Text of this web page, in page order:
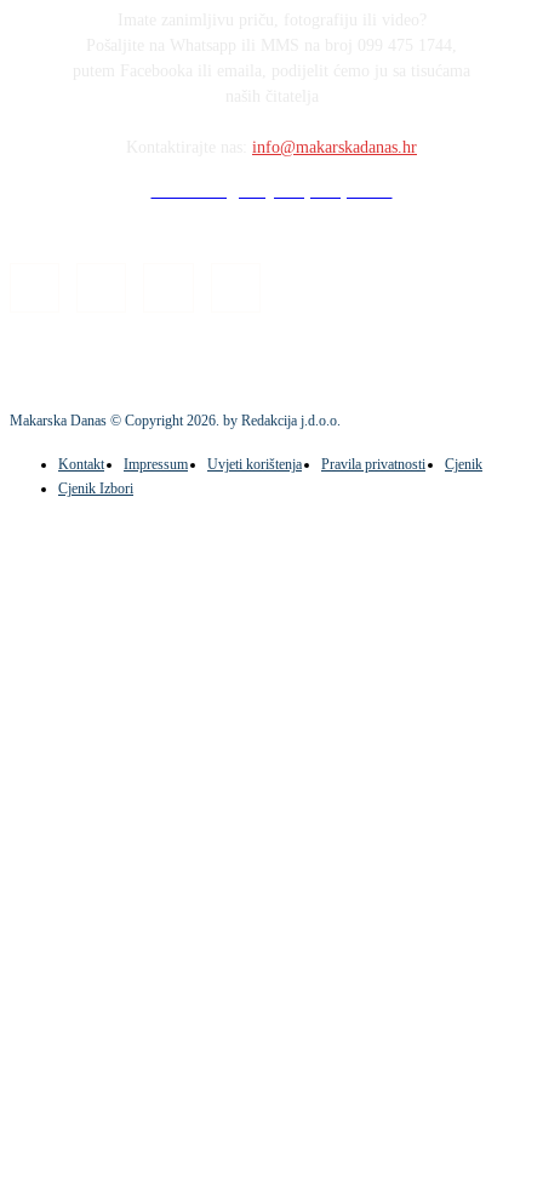
info@makarskadanas.hr
Makarska Danas © Copyright2026. by Redakcija j.d.o.o.
Kontakt Impressum Uvjeti korištenja Pravila privatnosti
Cjenik
Cjenik Izbori